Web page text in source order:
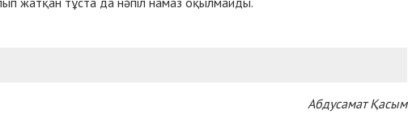
Абдусамат Қасым